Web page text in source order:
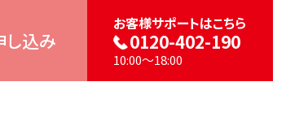
し込み
お客様サポートはこちら
0120-402-190
10:00～18:00